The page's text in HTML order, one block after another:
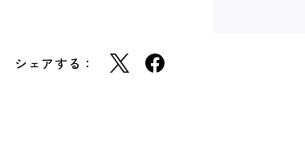
シェアする：